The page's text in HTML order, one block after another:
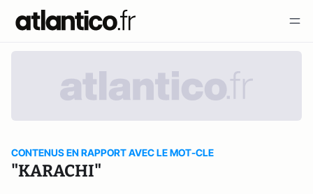
CONTENUS EN RAPPORT AVEC LE MOT-CLE
"KARACHI"